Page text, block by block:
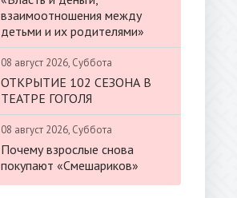
взаимоотношения между
детьми и их родителями»
08 август 2026, Суббота
ОТКРЫТИЕ 102 СЕЗОНА В
ТЕАТРЕ ГОГОЛЯ
08 август 2026, Суббота
Почему взрослые снова
покупают «Смешариков»